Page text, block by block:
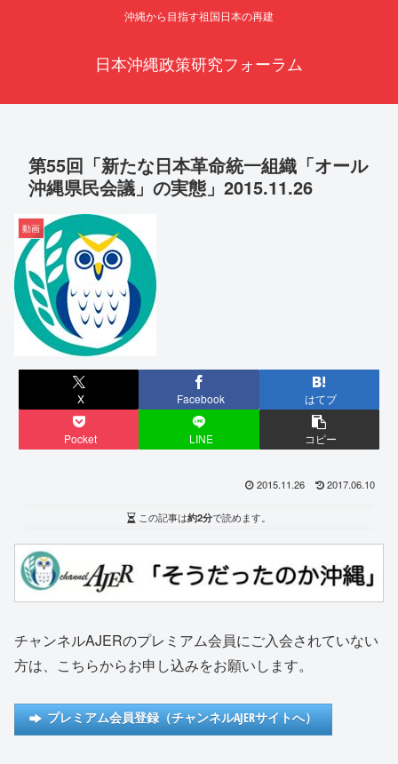
沖縄から目指す祖国日本の再建
日本沖縄政策研究フォーラム
第55回「新たな日本革命統一組織「オール
沖縄県民会議」の実態」2015.11.26
動画
X Facebook はてブ
Pocket LINE コピー
2015.11.26 2017.06.10
この記事は約2分で読めます。
チャンネルAJERのプレミアム会員にご入会されていない
方は、こちらからお申し込みをお願いします。
プレミアム会員登録（チャンネルAJERサイトへ）